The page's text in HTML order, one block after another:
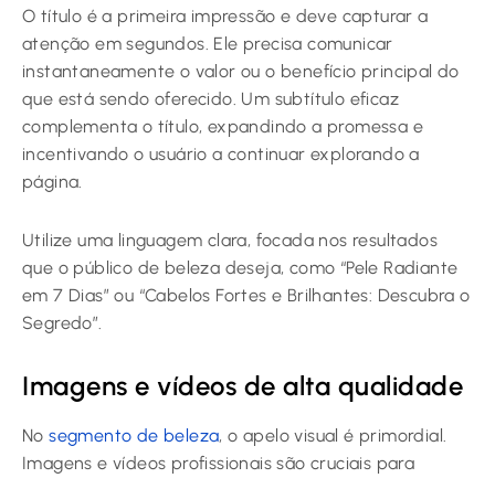
O título é a primeira impressão e deve capturar a
atenção em segundos. Ele precisa comunicar
instantaneamente o valor ou o benefício principal do
que está sendo oferecido. Um subtítulo eficaz
complementa o título, expandindo a promessa e
incentivando o usuário a continuar explorando a
página.
Utilize uma linguagem clara, focada nos resultados
que o público de beleza deseja, como “Pele Radiante
em 7 Dias” ou “Cabelos Fortes e Brilhantes: Descubra o
Segredo”.
Imagens e vídeos de alta qualidade
Nosegmento de beleza, o apelo visual é primordial.
Imagens e vídeos profissionais são cruciais para